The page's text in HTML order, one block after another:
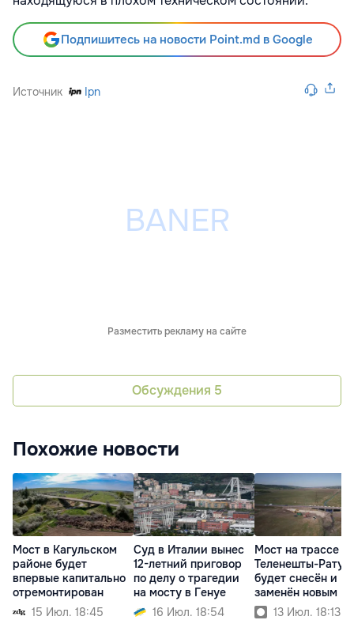
Подпишитесь на новости Point.md в Google
Источник Ipn
Разместить рекламу на сайте
Обсуждения 5
Похожие новости
Мост в Кагульском
районе будет
впервые капитально
отремонтирован
15 Июл. 18:45
Суд в Италии вынес
12-летний приговор
по делу о трагедии
на мосту в Генуе
16 Июл. 18:54
Мост на трассе
Теленешты-Ратуш
будет снесён и
заменён новым
13 Июл. 18:13